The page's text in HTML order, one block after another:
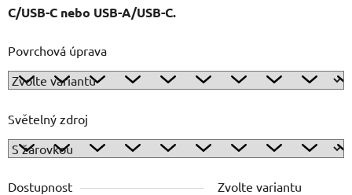
C/USB-C nebo USB-A/USB-C.
Povrchová úprava
Světelný zdroj
Dostupnost
Zvolte variantu